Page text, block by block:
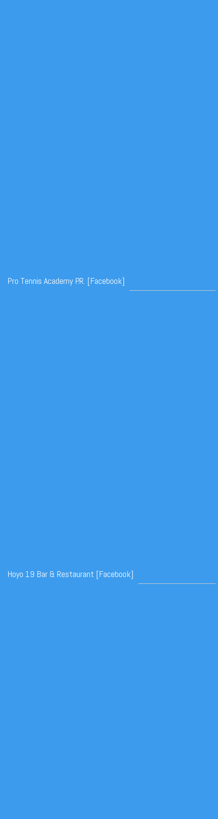
Pro Tennis Academy P.R. [Facebook]
Hoyo 19 Bar & Restaurant [Facebook]